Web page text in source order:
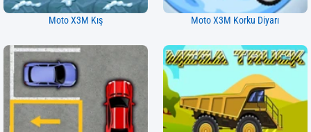
Moto X3M Kış Moto X3M Korku Diyarı